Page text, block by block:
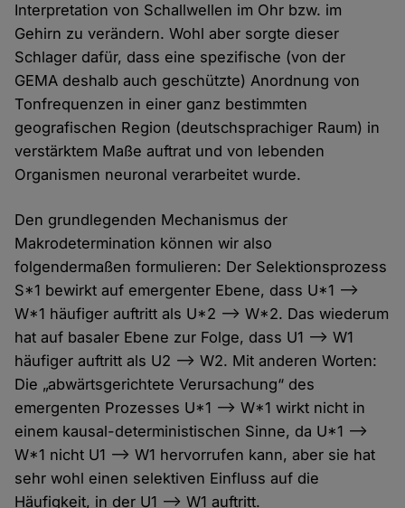
Interpretation von Schallwellen im Ohr bzw. im
Gehirn zu verändern. Wohl aber sorgte dieser
Schlager dafür, dass eine spezifische (von der
GEMA deshalb auch geschützte) Anordnung von
Tonfrequenzen in einer ganz bestimmten
geografischen Region (deutschsprachiger Raum) in
verstärktem Maße auftrat und von lebenden
Organismen neuronal verarbeitet wurde.
Den grundlegenden Mechanismus der
Makrodetermination können wir also
folgendermaßen formulieren: Der Selektionsprozess
S*1 bewirkt auf emergenter Ebene, dass U*1 -->
W*1 häufiger auftritt als U*2 --> W*2. Das wiederum
hat auf basaler Ebene zur Folge, dass U1 --> W1
häufiger auftritt als U2 --> W2. Mit anderen Worten:
Die „abwärtsgerichtete Verursachung“ des
emergenten Prozesses U*1 --> W*1 wirkt nicht in
einem kausal-deterministischen Sinne, da U*1 -->
W*1 nicht U1 --> W1 hervorrufen kann, aber sie hat
sehr wohl einen selektiven Einfluss auf die
Häufigkeit, in der U1 --> W1 auftritt.